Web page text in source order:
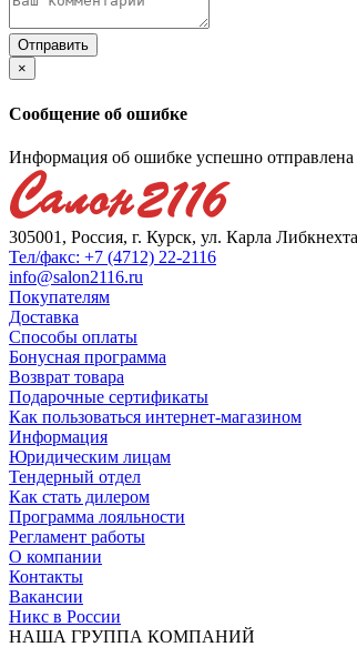
×
Сообщение об ошибке
Информация об ошибке успешно отправлена
305001, Россия, г. Курск, ул. Карла
Тел/факс: +7 (4712) 22-2116
info@salon2116.ru
Покупателям
Доставка
Способы оплаты
Бонусная программа
Возврат товара
Подарочные сертификаты
Как пользоваться интернет-магазином
Информация
Юридическим лицам
Тендерный отдел
Как стать дилером
Программа лояльности
Регламент работы
О компании
Контакты
Вакансии
Никс в России
НАША ГРУППА КОМПАНИЙ